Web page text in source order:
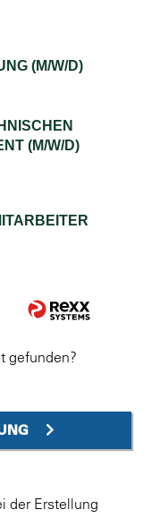
(M/W/D)
(M/W/D)
gefunden?
der Erstellung